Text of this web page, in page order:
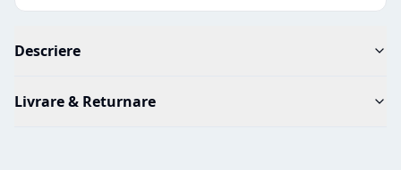
Descriere
Livrare & Returnare